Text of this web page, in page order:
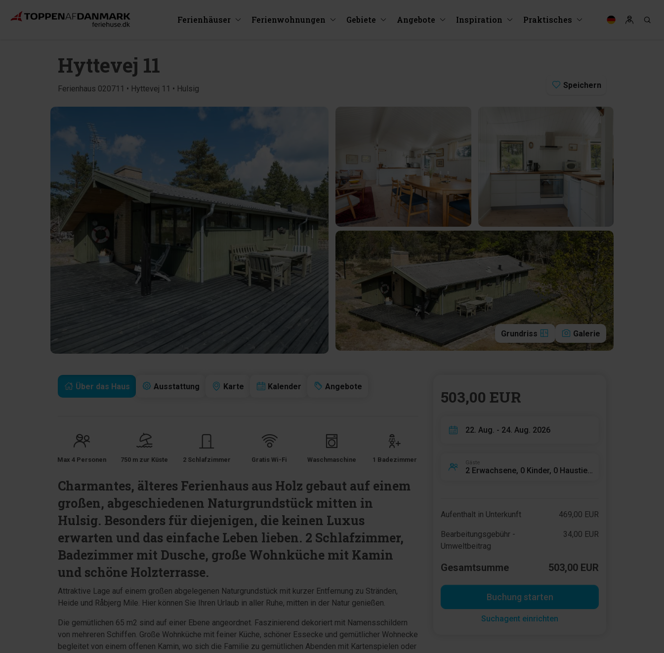
Ferienhäuser Ferienwohnungen Gebiete Angebote Inspiration Praktisches
Hyttevej 11
Ferienhaus 020711 • Hyttevej 11 • Hulsig Speichern
Grundriss Galerie
Über das Haus Ausstattung Karte Kalender Angebote
Max 4 Personen 750 m zur Küste 2 Schlafzimmer Gratis Wi-Fi Waschmaschine 1 Badezimmer
Charmantes, älteres Ferienhaus aus Holz gebaut auf einem
großen, abgeschiedenen Naturgrundstück mitten in
Hulsig. Besonders für diejenigen, die keinen Luxus
erwarten und das einfache Leben lieben. 2 Schlafzimmer,
Badezimmer mit Dusche, große Wohnküche mit Kamin
und schöne Holzterrasse.
Attraktive Lage auf einem großen abgelegenen Naturgrundstück mit kurzer Entfernung zu Stränden,
Heide und Råbjerg Mile. Hier können Sie Ihren Urlaub in aller Ruhe, mitten in der Natur genießen.
Die gemütlichen 65 m2 sind auf einer Ebene angeordnet. Faszinierend dekoriert mit Namensschildern
von mehreren Schiffen. Große Wohnküche mit feiner Küche, schöner Essecke und gemütlicher Wohnecke
begleitet von einem offenen Kamin, wo sich die Familie zu gemütlichen Abenden mit Kartenspielen oder
503,00 EUR
22. Aug. - 24. Aug. 2026
Gäste
Aufenthalt in Unterkunft 469,00 EUR
Bearbeitungsgebühr -
Umweltbeitrag
34,00 EUR
Gesamtsumme 503,00 EUR
Buchung starten
Suchagent einrichten